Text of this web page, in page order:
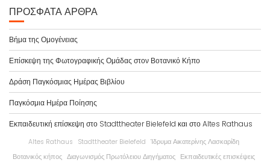
ΠΡΌΣΦΑΤΑ ΆΡΘΡΑ
Βήμα της Ομογένειας
Επίσκεψη της Φωτογραφικής Ομάδας στον Βοτανικό Κήπο
Δράση Παγκόσμιας Ημέρας Βιβλίου
Παγκόσμια Ημέρα Ποίησης
Εκπαιδευτική επίσκεψη στο Stadttheater Bielefeld και στο Altes Rathaus
Altes Rathaus Stadttheater Bielefeld Ίδρυμα Αικατερίνης Λασκαρίδη
Βοτανικός κήπος Διαγωνισμός Πρωτόλειου Διηγήματος
Εκπαιδευτικές επισκέψεις